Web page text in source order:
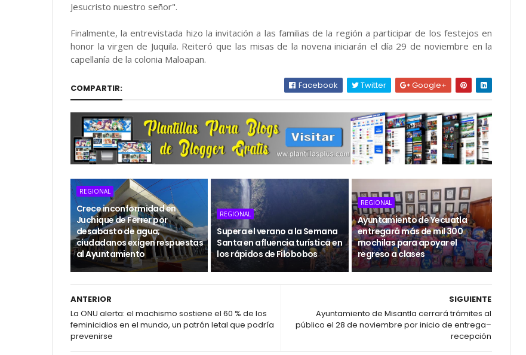
Jesucristo nuestro señor".
Finalmente, la entrevistada hizo la invitación a las familias de la región a participar de los festejos en
honor la virgen de Juquila. Reiteró que las misas de la novena iniciarán el día 29 de noviembre en la
capellanía de la colonia Maloapan.
COMPARTIR: Facebook Twitter Google+
REGIONAL
Crece inconformidad en
Juchique de Ferrer por
desabasto de agua;
ciudadanos exigen respuestas
al Ayuntamiento
REGIONAL
Supera el verano a la Semana
Santa en afluencia turística en
los rápidos de Filobobos
REGIONAL
Ayuntamiento de Yecuatla
entregará más de mil 300
mochilas para apoyar el
regreso a clases
SIGUIENTE
Ayuntamiento de Misantla cerrará trámites al
público el 28 de noviembre por inicio de entrega–
recepción
ANTERIOR
La ONU alerta: el machismo sostiene el 60 % de los
feminicidios en el mundo, un patrón letal que podría
prevenirse